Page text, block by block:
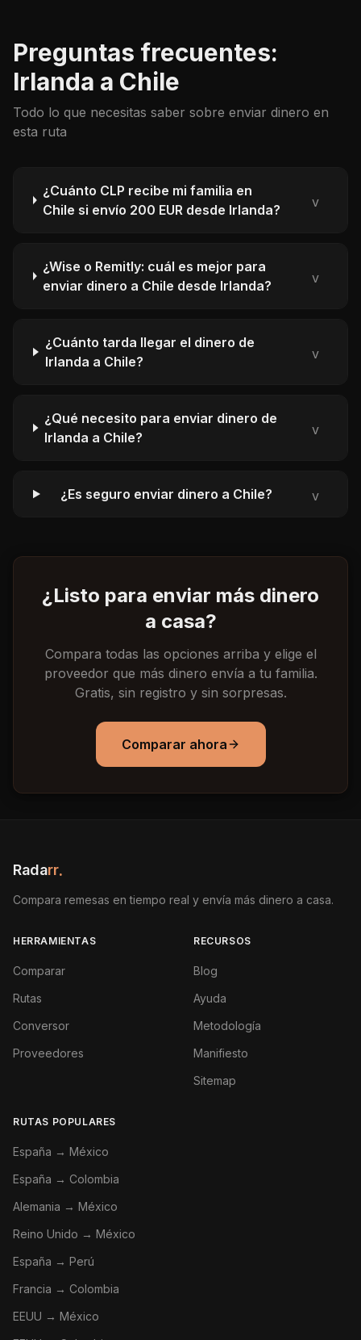
Preguntas frecuentes:
Irlanda a Chile
Todo lo que necesitas saber sobre enviar dinero en
esta ruta
¿Cuánto CLP recibe mi familia en
Chile si envío 200 EUR desde Irlanda?
v
¿Wise o Remitly: cuál es mejor para
enviar dinero a Chile desde Irlanda?
v
¿Cuánto tarda llegar el dinero de
Irlanda a Chile?
v
¿Qué necesito para enviar dinero de
Irlanda a Chile?
v
¿Es seguro enviar dinero a Chile? v
¿Listo para enviar más dinero
a casa?
Compara todas las opciones arriba y elige el
proveedor que más dinero envía a tu familia.
Gratis, sin registro y sin sorpresas.
Comparar ahora
Radarr.
Compara remesas en tiempo real y envía más dinero a casa.
HERRAMIENTAS
Comparar
Rutas
Conversor
Proveedores
RECURSOS
Blog
Ayuda
Metodología
Manifiesto
Sitemap
RUTAS POPULARES
España → México
España → Colombia
Alemania → México
Reino Unido → México
España → Perú
Francia → Colombia
EEUU → México